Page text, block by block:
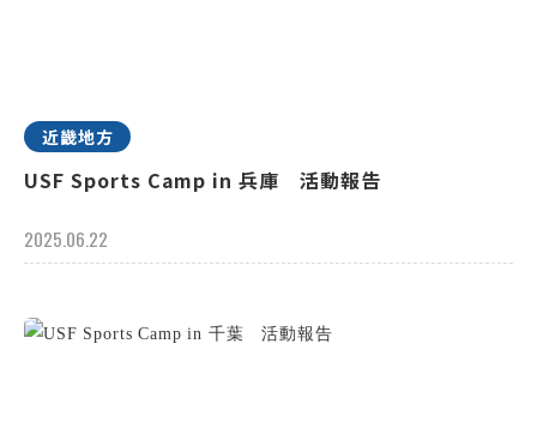
近畿地方
USF Sports Camp in 兵庫 活動報告
2025.06.22